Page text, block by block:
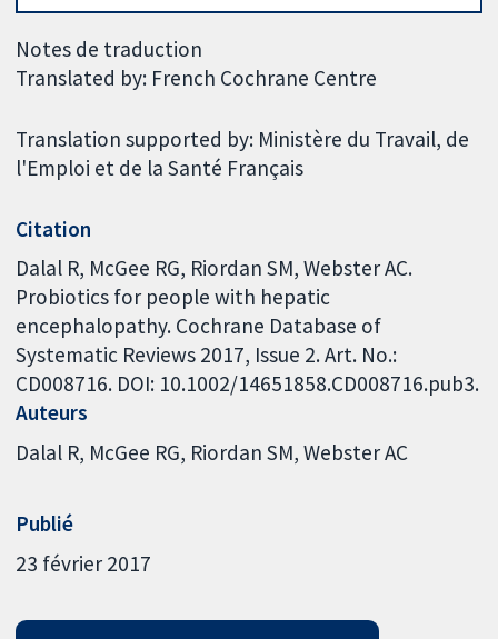
Notes de traduction
Translated by: French Cochrane Centre
Translation supported by: Ministère du Travail, de
l'Emploi et de la Santé Français
Citation
Dalal R, McGee RG, Riordan SM, Webster AC.
Probiotics for people with hepatic
encephalopathy. Cochrane Database of
Systematic Reviews 2017, Issue 2. Art. No.:
CD008716. DOI: 10.1002/14651858.CD008716.pub3.
Auteurs
Dalal R McGee RG Riordan SM Webster AC
Publié
23 février 2017